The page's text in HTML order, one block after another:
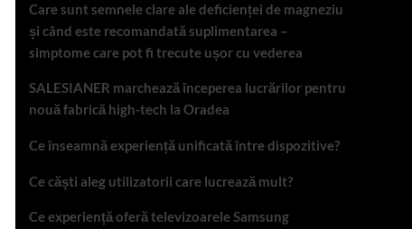
Care sunt semnele clare ale deficienței de magneziu
și când este recomandată suplimentarea –
simptome care pot fi trecute ușor cu vederea
SALESIANER marchează începerea lucrărilor pentru
nouă fabrică high-tech la Oradea
Ce înseamnă experiență unificată între dispozitive?
Ce căști aleg utilizatorii care lucrează mult?
Ce experiență oferă televizoarele Samsung